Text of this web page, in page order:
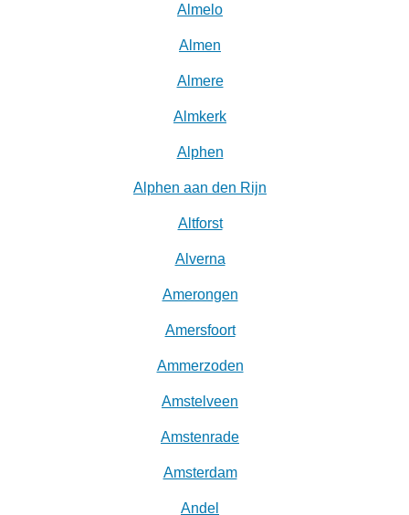
Almelo
Almen
Almere
Almkerk
Alphen
Alphen aan den Rijn
Altforst
Alverna
Amerongen
Amersfoort
Ammerzoden
Amstelveen
Amstenrade
Amsterdam
Andel